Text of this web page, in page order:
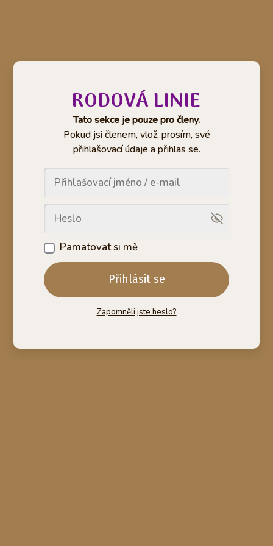
RODOVÁ LINIE
Tato sekce je pouze pro členy.
Pokud jsi členem, vlož, prosím, své
přihlašovací údaje a přihlas se.
Pamatovat si mě
Přihlásit se
Zapomněli jste heslo?